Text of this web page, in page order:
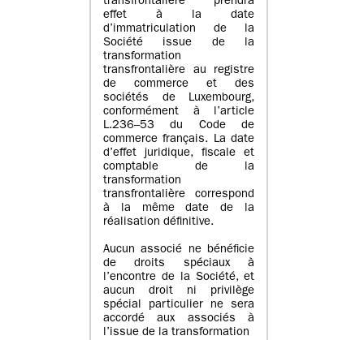
effet à la date
d’immatriculation de la
Société issue de la
transformation
transfrontalière au registre
de commerce et des
sociétés de Luxembourg,
conformément à l’article
L.236–53 du Code de
commerce français. La date
d’effet juridique, fiscale et
comptable de la
transformation
transfrontalière correspond
à la même date de la
réalisation définitive.
Aucun associé ne bénéficie
de droits spéciaux à
l’encontre de la Société, et
aucun droit ni privilège
spécial particulier ne sera
accordé aux associés à
l’issue de la transformation